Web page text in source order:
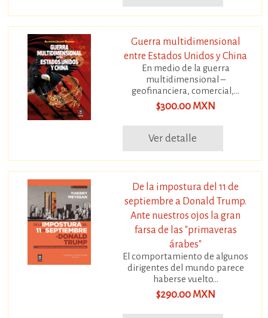
Guerra multidimensional
entre Estados Unidos y China
En medio de la guerra
multidimensional –
geofinanciera, comercial,...
$300.00 MXN
Ver detalle
De la impostura del 11 de
septiembre a Donald Trump.
Ante nuestros ojos la gran
farsa de las "primaveras
árabes"
El comportamiento de algunos
dirigentes del mundo parece
haberse vuelto...
$290.00 MXN